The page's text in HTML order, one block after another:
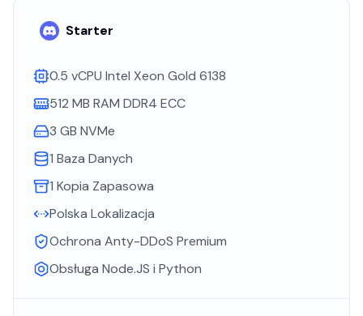
Starter
0.5 vCPU Intel Xeon Gold 6138
512 MB RAM DDR4 ECC
3 GB NVMe
1 Baza Danych
1 Kopia Zapasowa
Polska Lokalizacja
Ochrona Anty-DDoS Premium
Obsługa Node.JS i Python